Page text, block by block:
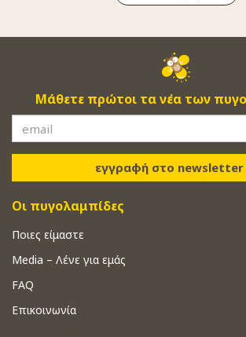
Μάθετε πρώτοι τα νέα των
εγγραφή στο newsletter
Οι πυγολαμπίδες
Ποιες είμαστε
Media – Λένε για εμάς
FAQ
Επικοινωνία